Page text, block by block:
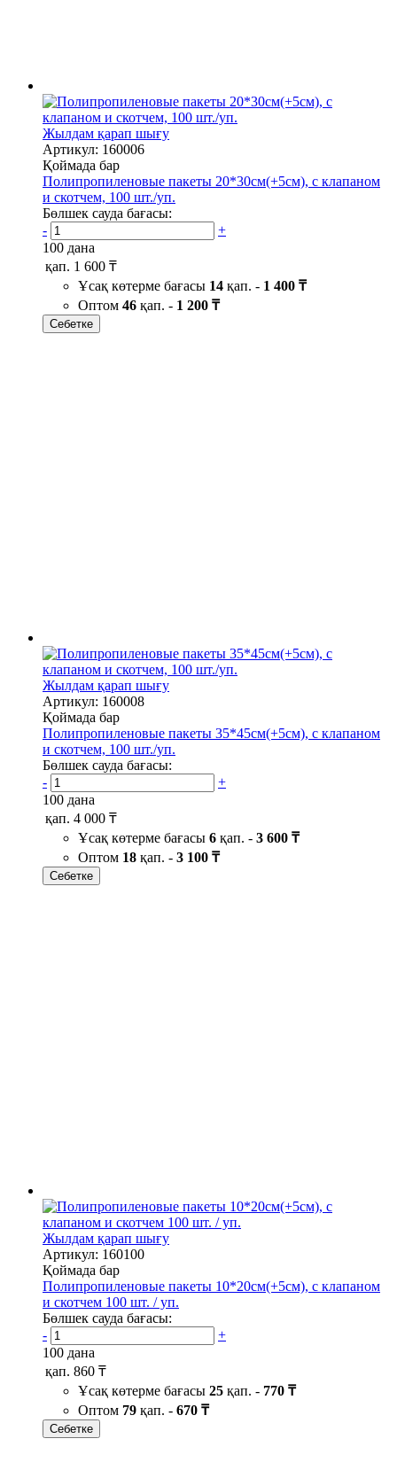
Жылдам қарап шығу
Артикул: 160006
Қоймада бар
Полипропиленовые пакеты 20*30см(+5см), с клапаном
и скотчем, 100 шт./уп.
Бөлшек сауда бағасы:
-
+
100 дана
қап. 1 600 ₸
Ұсақ көтерме бағасы 14 қап. - 1 400 ₸
Оптом 46 қап. - 1 200 ₸
Себетке
Жылдам қарап шығу
Артикул: 160008
Қоймада бар
Полипропиленовые пакеты 35*45см(+5см), с клапаном
и скотчем, 100 шт./уп.
Бөлшек сауда бағасы:
-
+
100 дана
қап. 4 000 ₸
Ұсақ көтерме бағасы 6 қап. - 3 600 ₸
Оптом 18 қап. - 3 100 ₸
Себетке
Жылдам қарап шығу
Артикул: 160100
Қоймада бар
Полипропиленовые пакеты 10*20см(+5см), с клапаном
и скотчем 100 шт. / уп.
Бөлшек сауда бағасы:
-
+
100 дана
қап. 860 ₸
Ұсақ көтерме бағасы 25 қап. - 770 ₸
Оптом 79 қап. - 670 ₸
Себетке